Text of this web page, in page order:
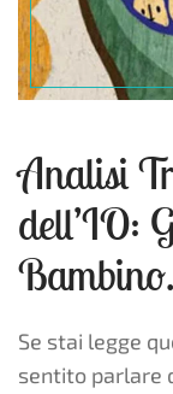
Analisi
dell’IO:
Se stai legge
sentito parlare